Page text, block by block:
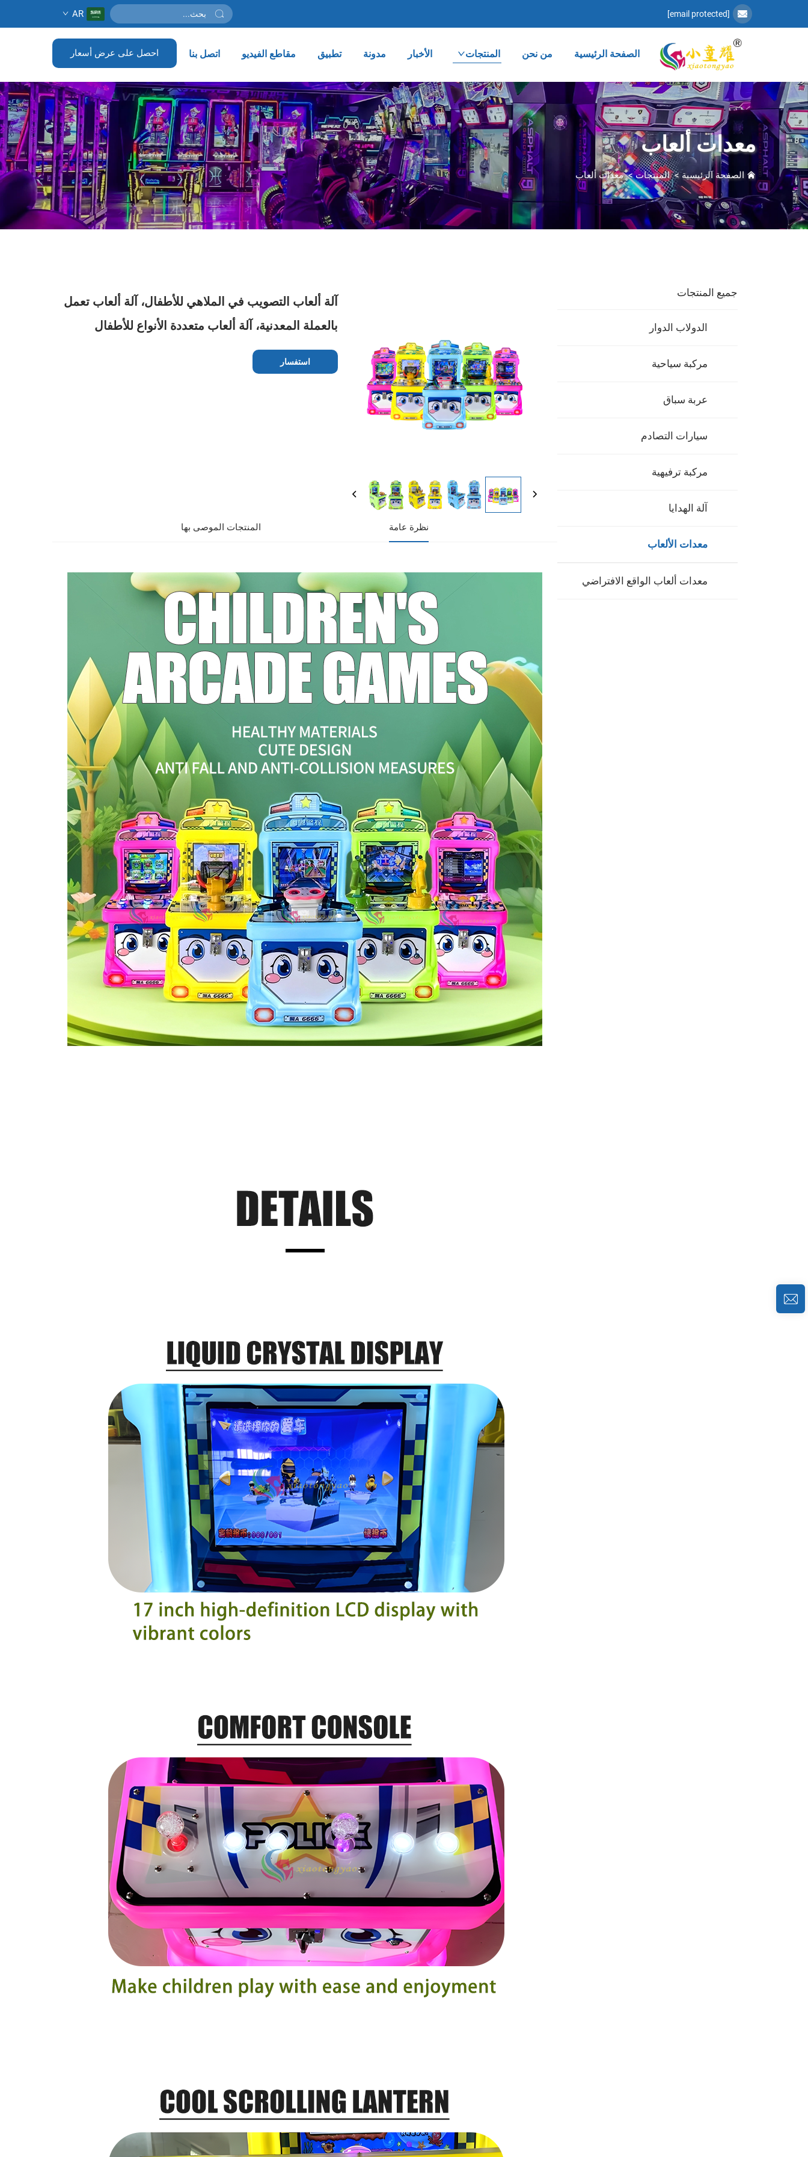
[email protected]
AR
الصفحة الرئيسية من نحن المنتجات الأخبار مدونة تطبيق مقاطع الفيديو اتصل بنا احصل على عرض أسعار
معدات ألعاب
الصفحة الرئيسية>المنتجات>معدات ألعاب
جميع المنتجات
الدولاب الدوار
مركبة سياحية
عربة سباق
سيارات التصادم
مركبة ترفيهية
آلة الهدايا
معدات الألعاب
معدات ألعاب الواقع الافتراضي
آلة ألعاب التصويب في الملاهي للأطفال، آلة ألعاب تعمل
بالعملة المعدنية، آلة ألعاب متعددة الأنواع للأطفال
استفسار
نظرة عامة المنتجات الموصى بها